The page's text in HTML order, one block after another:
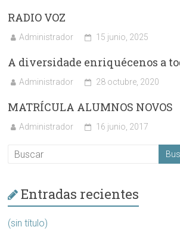
RADIO VOZ
Administrador 15 junio, 2025
A diversidade enriquécenos a
Administrador 28 octubre, 2020
MATRÍCULA ALUMNOS NOVOS
Administrador 16 junio, 2017
Entradas recientes
(sin título)